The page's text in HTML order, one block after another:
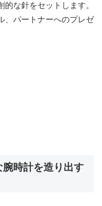
な針をセットします。
、パートナーへのプレゼ
時計を造り出す